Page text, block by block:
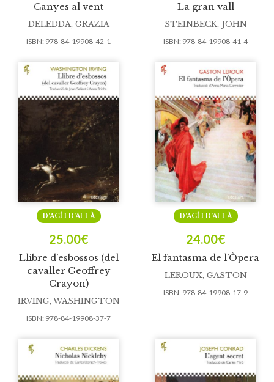
Canyes al vent
DELEDDA, GRAZIA
ISBN: 978-84-19908-42-1
La gran vall
STEINBECK, JOHN
ISBN: 978-84-19908-41-4
Llibre d’esbossos (del
cavaller Geoffrey
Crayon)
D’ACÍ I D’ALLÀ
25.00€
IRVING, WASHINGTON
ISBN: 978-84-19908-37-7
El fantasma de l’Òpera
D’ACÍ I D’ALLÀ
24.00€
LEROUX, GASTON
ISBN: 978-84-19908-17-9